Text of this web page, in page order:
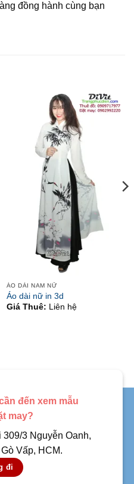
đồng hành cùng bạn
ÁO DÀI NAM NỮ
Áo dài nữ in 3d
Giá Thuê: Liên hệ
đến xem mẫu
may?
309/3 Nguyễn Oanh,
Vấp, HCM.
đi